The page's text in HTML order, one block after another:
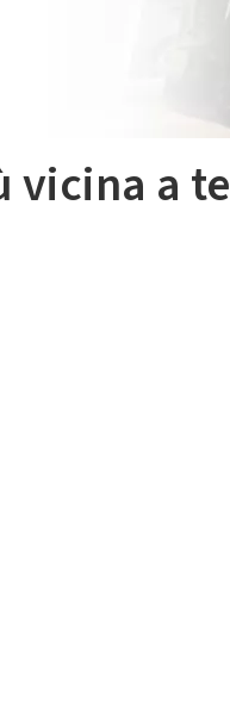
vicina a te